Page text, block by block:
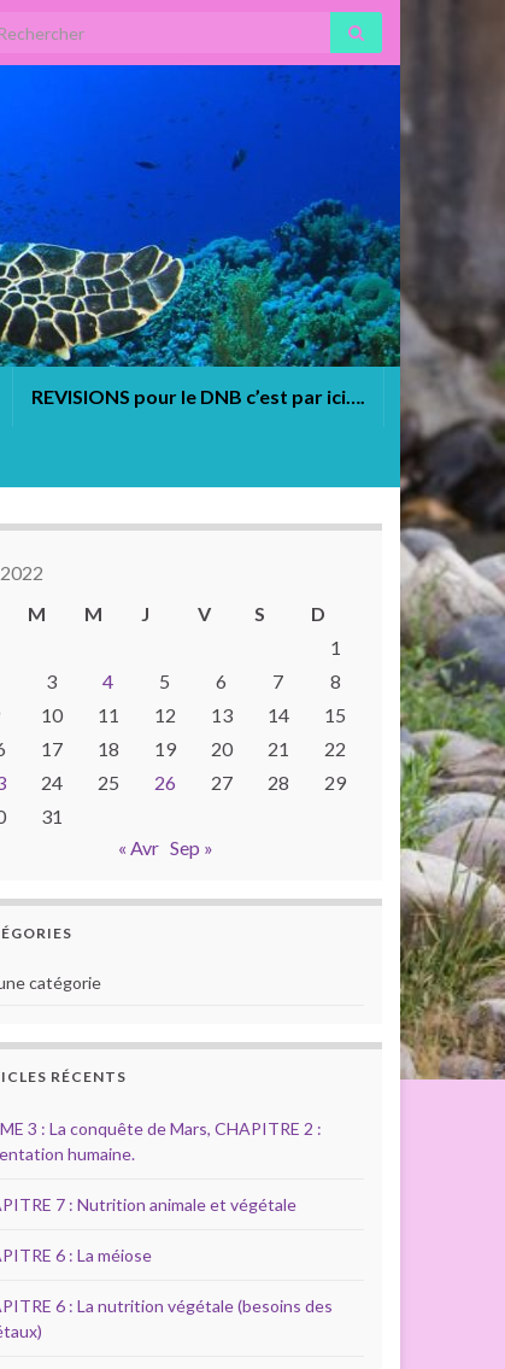
for:
REVISIONS pour le DNB c’est par ici….
M M J V S
D
1
3 4 5 6 7
8
10 11 12 13 14
15
17 18 19 20 21
22
24 25 26 27 28
29
31
« Avr Sep »
catégorie
RÉCENTS
3 : La conquête de Mars, CHAPITRE 2 :
humaine.
7 : Nutrition animale et végétale
6 : La méiose
6 : La nutrition végétale (besoins des